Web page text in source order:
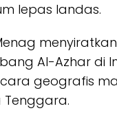
lepas landas.
Al-Azhar di
geografis
Tenggara.